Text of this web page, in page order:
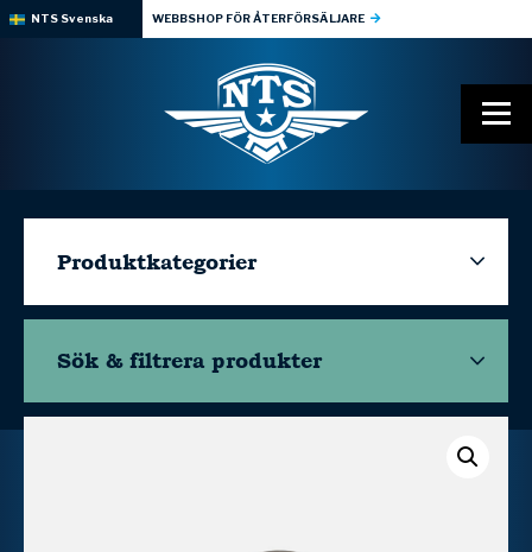
NTS Svenska WEBBSHOP FÖR ÅTERFÖRSÄLJARE
Produktkategorier
Sök & filtrera produkter